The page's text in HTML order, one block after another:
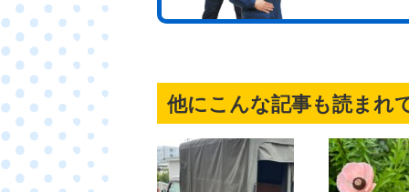
他にこんな記事も読まれ